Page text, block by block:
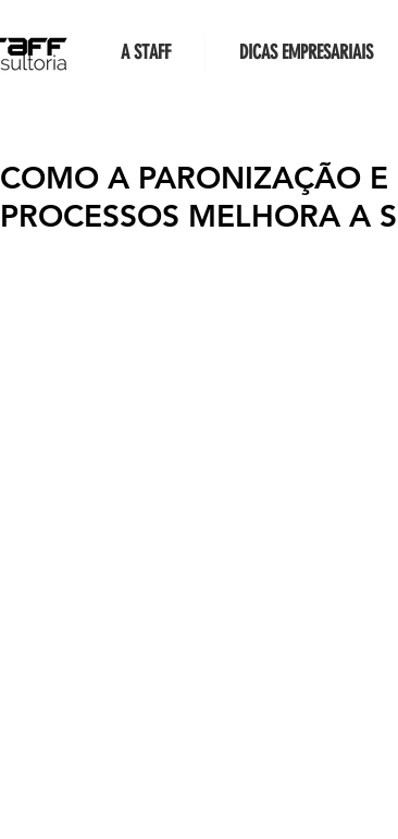
A STAFF DICAS EMPRESARIAIS
COMO A PARONIZAÇÃO
PROCESSOS MELHORA A